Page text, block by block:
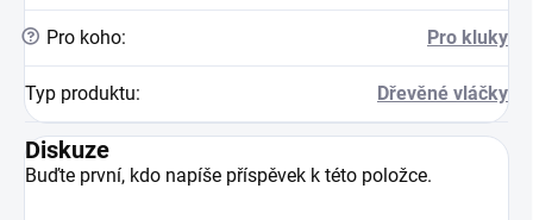
? Pro koho: Pro kluky
Typ produktu: Dřevěné vláčky
Diskuze
Buďte první, kdo napíše příspěvek k této položce.